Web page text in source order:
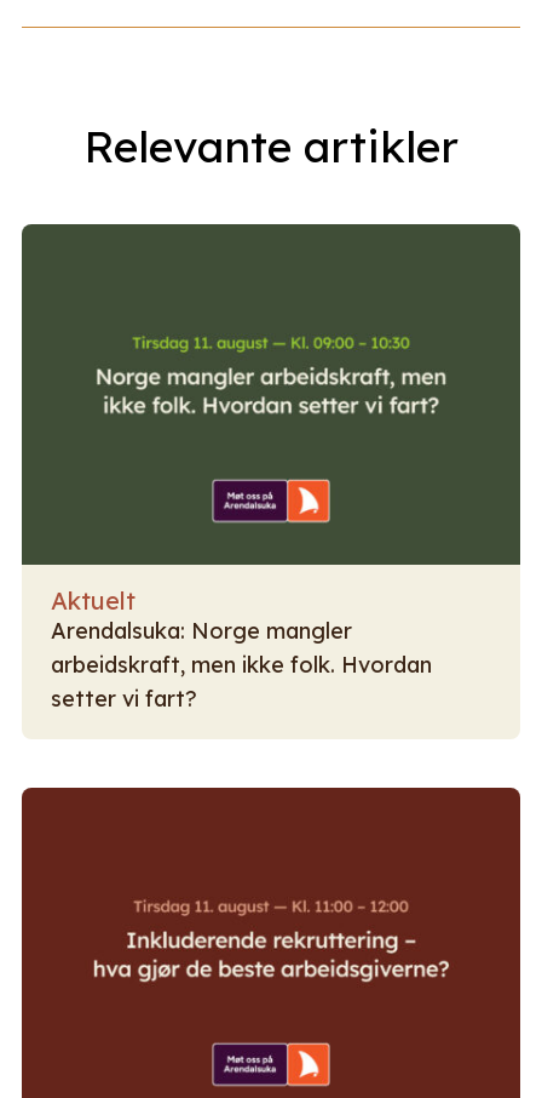
Relevante artikler
Aktuelt
Arendalsuka: Norge mangler
arbeidskraft, men ikke folk. Hvordan
setter vi fart?